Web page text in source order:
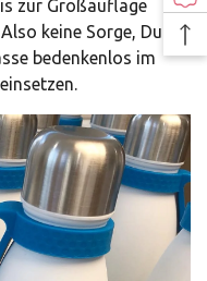
zur Großauflage
keine Sorge, Du
bedenkenlos im